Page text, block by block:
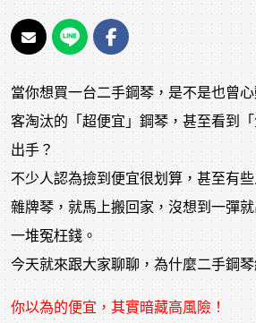
當你想買一台二手鋼琴，是不是也曾
客淘汰的「超便宜」鋼琴，甚至看到
出手？
不少人認為撿到便宜很划算，甚至有
雜牌琴，就馬上搬回家，沒想到一彈
一堆冤枉錢。
今天就來跟大家聊聊，為什麼二手鋼琴
你以為的便宜，其實暗藏高風險！